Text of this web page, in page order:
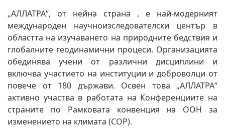
„АЛЛАТРА“, от нейна страна , е най-модерният
международен научноизследователски център в
областта на изучаването на природните бедствия и
глобалните геодинамични процеси. Организацията
обединява учени от различни дисциплини и
включва участието на институции и доброволци от
повече от 180 държави. Освен това „АЛЛАТРА“
активно участва в работата на Конференциите на
страните по Рамковата конвенция на ООН за
изменението на климата (COP).